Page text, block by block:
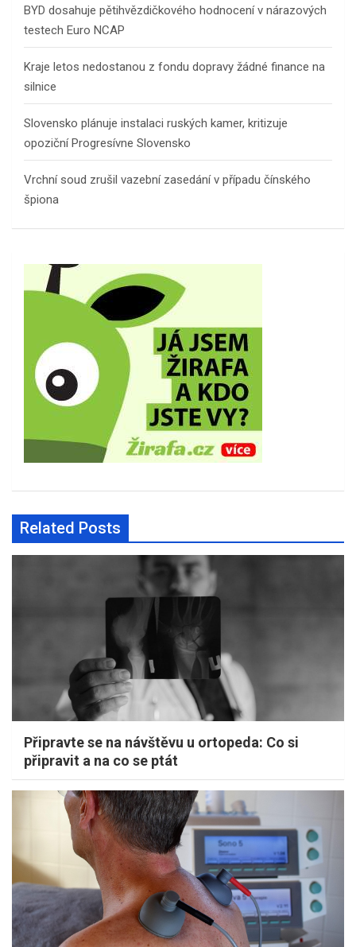
BYD dosahuje pětihvězdičkového hodnocení v nárazových
testech Euro NCAP
Kraje letos nedostanou z fondu dopravy žádné finance na
silnice
Slovensko plánuje instalaci ruských kamer, kritizuje
opoziční Progresívne Slovensko
Vrchní soud zrušil vazební zasedání v případu čínského
špiona
Related Posts
Připravte se na návštěvu u ortopeda: Co si
připravit a na co se ptát